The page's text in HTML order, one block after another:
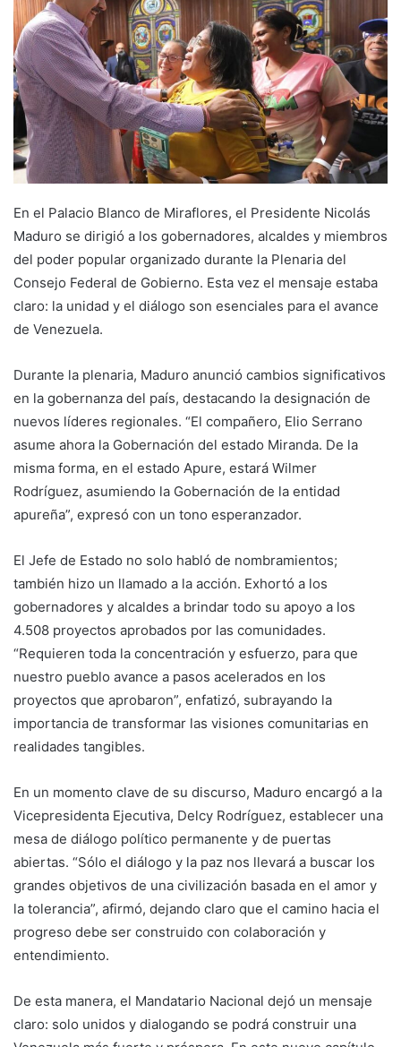
En el Palacio Blanco de Miraflores, el Presidente Nicolás
Maduro se dirigió a los gobernadores, alcaldes y miembros
del poder popular organizado durante la Plenaria del
Consejo Federal de Gobierno. Esta vez el mensaje estaba
claro: la unidad y el diálogo son esenciales para el avance
de Venezuela.
Durante la plenaria, Maduro anunció cambios significativos
en la gobernanza del país, destacando la designación de
nuevos líderes regionales. “El compañero, Elio Serrano
asume ahora la Gobernación del estado Miranda. De la
misma forma, en el estado Apure, estará Wilmer
Rodríguez, asumiendo la Gobernación de la entidad
apureña”, expresó con un tono esperanzador.
El Jefe de Estado no solo habló de nombramientos;
también hizo un llamado a la acción. Exhortó a los
gobernadores y alcaldes a brindar todo su apoyo a los
4.508 proyectos aprobados por las comunidades.
“Requieren toda la concentración y esfuerzo, para que
nuestro pueblo avance a pasos acelerados en los
proyectos que aprobaron”, enfatizó, subrayando la
importancia de transformar las visiones comunitarias en
realidades tangibles.
En un momento clave de su discurso, Maduro encargó a la
Vicepresidenta Ejecutiva, Delcy Rodríguez, establecer una
mesa de diálogo político permanente y de puertas
abiertas. “Sólo el diálogo y la paz nos llevará a buscar los
grandes objetivos de una civilización basada en el amor y
la tolerancia”, afirmó, dejando claro que el camino hacia el
progreso debe ser construido con colaboración y
entendimiento.
De esta manera, el Mandatario Nacional dejó un mensaje
claro: solo unidos y dialogando se podrá construir una